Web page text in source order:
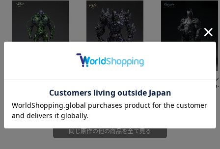
また、クラシックスタイルを踏襲している真紅のマントには金縁を施し、明る
いブロンドの髪はショートヘアスタイルで活発な印象になる等、細かいブラッ
シュアップが彼女の新たな魅力を引き出します。
まだまだ若い新人スーーヒロインですが、従兄のスーパーマンに見守られなが
ら、ヒーロー家業に邁進中！
シリーズ共通仕様のスクエア台座には、フィギュアの足裏のマグネットで任意
合わせて飾ることでDCユニバースコレクションの世界観が広がります。
■PVC塗装済み完成品
■1/10スケール
■サイズ：全高約195mm（台座込み）/本体のみ：約185mm
■原型製作：アトリエバンブー
【予約特別価格】INART
クション） ダークナイ
ツ：メタル バットマ
ン・ザ・ドーンブレイカ
【予約特別価格】INART
クション） ダークナイ
ツ：メタル バットマ
ン・ザ・デバステーター
20,900円
INART 1/12 バットマン
（バットマン：アーカ
ム・ビギンズ）
17,600円
同じ原作の他の商品を全て見る